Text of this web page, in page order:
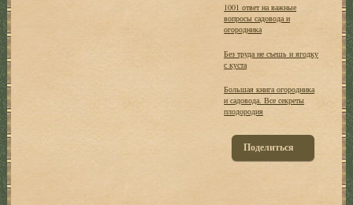
1001 ответ на важные
вопросы садовода и
огородника
Без труда не съешь и ягодку
с куста
Большая книга огородника
и садовода. Все секреты
плодородия
Поделиться